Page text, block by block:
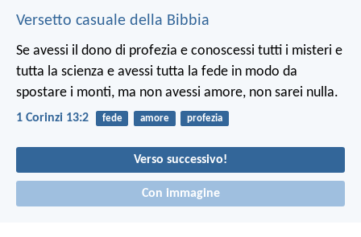
Versetto casuale della Bibbia
Se avessi il dono di profezia e conoscessi tutti i misteri e
tutta la scienza e avessi tutta la fede in modo da
spostare i monti, ma non avessi amore, non sarei nulla.
1 Corinzi 13:2 fede amore profezia
Verso successivo!
Con immagine